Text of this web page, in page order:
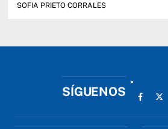
SOFIA PRIETO CORRALES
SÍGUENOS